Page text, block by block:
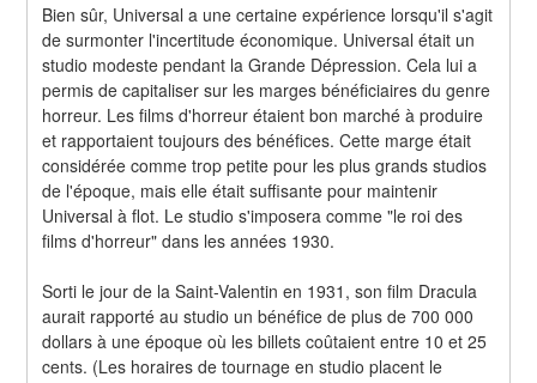
Bien sûr, Universal a une certaine expérience lorsqu'il s'agit
de surmonter l'incertitude économique. Universal était un
studio modeste pendant la Grande Dépression. Cela lui a
permis de capitaliser sur les marges bénéficiaires du genre
horreur. Les films d'horreur étaient bon marché à produire
et rapportaient toujours des bénéfices. Cette marge était
considérée comme trop petite pour les plus grands studios
de l'époque, mais elle était suffisante pour maintenir
Universal à flot. Le studio s'imposera comme "le roi des
films d'horreur" dans les années 1930.
Sorti le jour de la Saint-Valentin en 1931, son film Dracula
aurait rapporté au studio un bénéfice de plus de 700 000
dollars à une époque où les billets coûtaient entre 10 et 25
cents. (Les horaires de tournage en studio placent le